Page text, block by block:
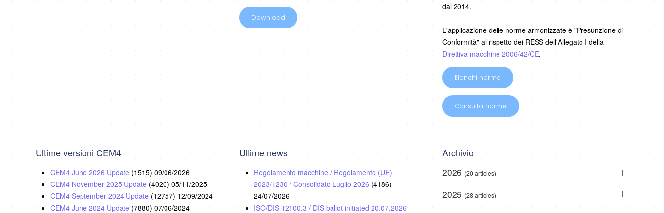
Download
dal 2014.
L'applicazione delle norme armonizzate è "Presunzione di
Conformità" al rispetto dei RESS dell'Allegato I della
Direttiva macchine 2006/42/CE.
Elenchi norme
Consulta norme
Ultime versioni CEM4
CEM4 June 2026 Update (1515) 09/06/2026
CEM4 November 2025 Update (4020) 05/11/2025
CEM4 September 2024 Update (12757) 12/09/2024
CEM4 June 2024 Update (7880) 07/06/2024
Ultime news
Regolamento macchine / Regolamento (UE)
2023/1230 / Consolidato Luglio 2026 (4186)
24/07/2026
ISO/DIS 12100.3 / DIS ballot initiated 20.07.2026
Archivio
2026 (20 articles)
2025 (28 articles)